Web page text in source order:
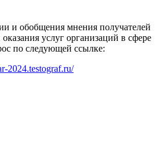
и обобщения мнения получателей
услуг организаций в сфере
по следующей ссылке:
2024.testograf.ru/